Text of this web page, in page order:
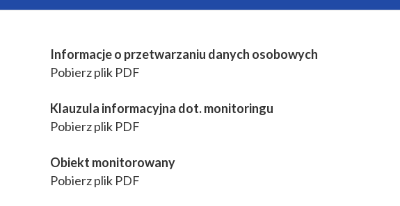
Informacje o przetwarzaniu danych osobowych
Pobierz plik PDF
Klauzula informacyjna dot. monitoringu
Pobierz plik PDF
Obiekt monitorowany
Pobierz plik PDF